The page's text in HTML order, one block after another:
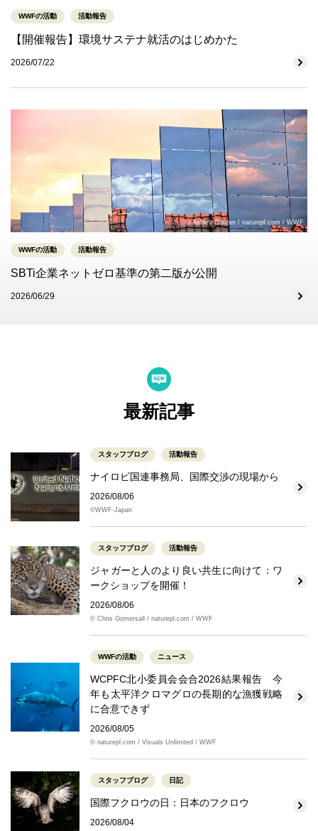
WWFの活動 活動報告
【開催報告】環境サステナ就活のはじめかた
2026/07/22
© Ashley Cooper / naturepl.com / WWF
WWFの活動 活動報告
SBTi企業ネットゼロ基準の第二版が公開
2026/06/29
最新記事
スタッフブログ 活動報告
ナイロビ国連事務局、国際交渉の現場から
2026/08/06
©WWF-Japan
スタッフブログ 活動報告
ジャガーと人のより良い共生に向けて：ワ
ークショップを開催！
2026/08/06
© Chris Gomersall / naturepl.com / WWF
WWFの活動 ニュース
WCPFC北小委員会会合2026結果報告 今
年も太平洋クロマグロの長期的な漁獲戦略
に合意できず
2026/08/05
© naturepl.com / Visuals Unlimited / WWF
スタッフブログ 日記
国際フクロウの日：日本のフクロウ
2026/08/04